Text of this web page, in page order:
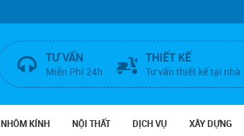
TƯ VẤN
Miễn Phí 24h
THIẾT KẾ
Tư vấn thiết kế tại nhà
NHÔM KÍNH NỘI THẤT DỊCH VỤ XÂY DỰNG